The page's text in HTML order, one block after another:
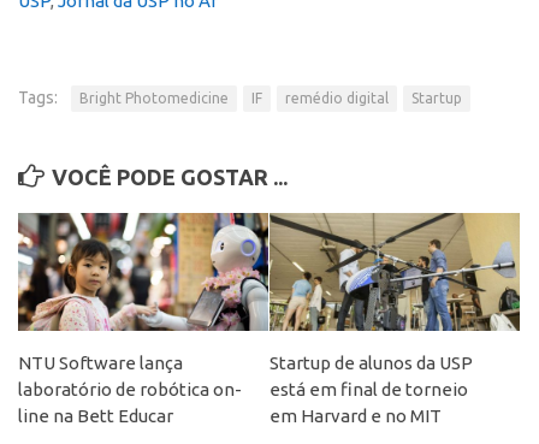
Bolsa Empreendedorismo
Prêmio USP de Empreendedorismo
Entidades
Pesquisa
EMBRAPIIs
CEPIX
CPEs
Tags: Bright Photomedicine IF remédio digital Startup
VOCÊ PODE GOSTAR ...
NTU Software lança
laboratório de robótica on-
line na Bett Educar
Startup de alunos da USP
está em final de torneio
em Harvard e no MIT